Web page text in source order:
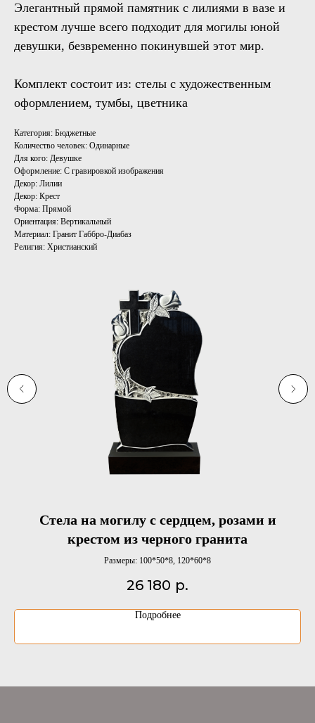
Элегантный прямой памятник с лилиями в вазе и
крестом лучше всего подходит для могилы юной
девушки, безвременно покинувшей этот мир.
Комплект состоит из: стелы с художественным
оформлением, тумбы, цветника
Категория: Бюджетные
Количество человек: Одинарные
Для кого: Девушке
Оформление: С гравировкой изображения
Декор: Лилии
Декор: Крест
Форма: Прямой
Ориентация: Вертикальный
Материал: Гранит Габбро-Диабаз
Религия: Христианский
Стела на могилу с сердцем, розами и
крестом из черного гранита
Размеры: 100*50*8, 120*60*8
26 180 р.
Подробнее